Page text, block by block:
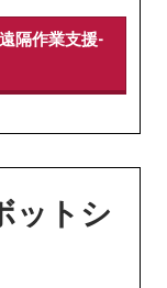
隔作業支援-
ットシ